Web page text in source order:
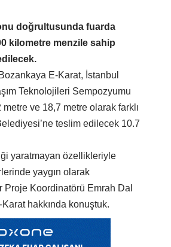
doğrultusunda fuarda
kilometre menzile sahip
E-Karat, İstanbul
Teknolojileri Sempozyumu
ve 18,7 metre olarak farklı
teslim edilecek 10.7
yaratmayan özellikleriyle
yaygın olarak
Proje Koordinatörü Emrah Dal
hakkında konuştuk.